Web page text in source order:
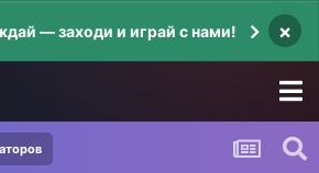
— заходи и играй с нами! ×